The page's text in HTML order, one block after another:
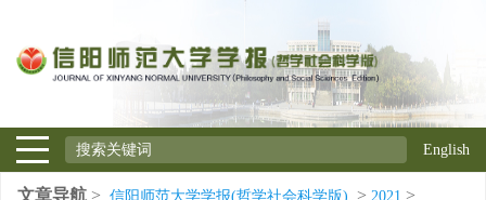
English
文章导航 > 信阳师范大学学报(哲学社会科学版) > 2021 >